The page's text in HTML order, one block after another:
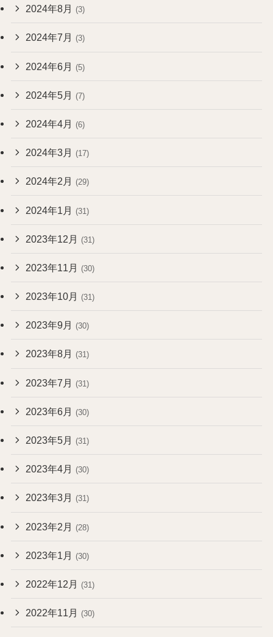
2024年8月 (3)
2024年7月 (3)
2024年6月 (5)
2024年5月 (7)
2024年4月 (6)
2024年3月 (17)
2024年2月 (29)
2024年1月 (31)
2023年12月 (31)
2023年11月 (30)
2023年10月 (31)
2023年9月 (30)
2023年8月 (31)
2023年7月 (31)
2023年6月 (30)
2023年5月 (31)
2023年4月 (30)
2023年3月 (31)
2023年2月 (28)
2023年1月 (30)
2022年12月 (31)
2022年11月 (30)